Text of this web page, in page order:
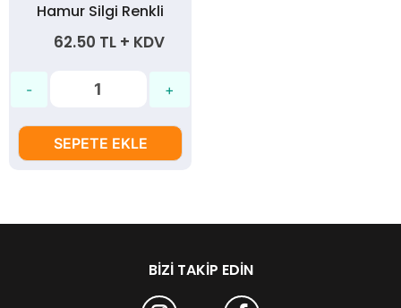
Hamur Silgi Renkli
62.50 TL + KDV
SEPETE EKLE
BIZI TAKIP EDIN